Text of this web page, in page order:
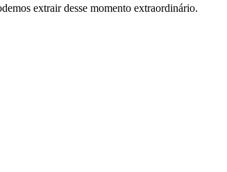
extrair desse momento extraordinário.